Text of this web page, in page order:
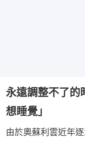
永遠調整不了
想睡覺」
由於奧蘇利雲近年